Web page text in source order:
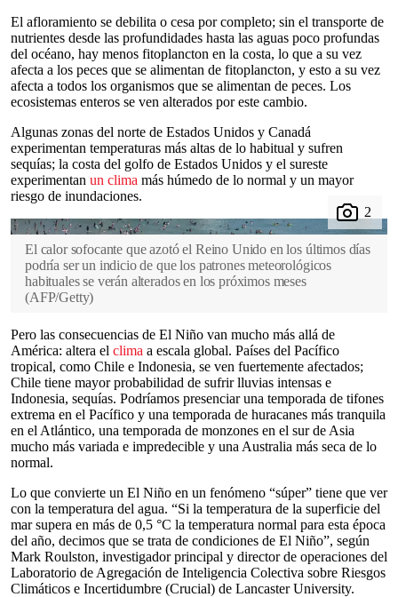
El afloramiento se debilita o cesa por completo; sin el transporte de
nutrientes desde las profundidades hasta las aguas poco profundas
del océano, hay menos fitoplancton en la costa, lo que a su vez
afecta a los peces que se alimentan de fitoplancton, y esto a su vez
afecta a todos los organismos que se alimentan de peces. Los
ecosistemas enteros se ven alterados por este cambio.
Algunas zonas del norte de Estados Unidos y Canadá
experimentan temperaturas más altas de lo habitual y sufren
sequías; la costa del golfo de Estados Unidos y el sureste
experimentan un clima más húmedo de lo normal y un mayor
riesgo de inundaciones.
El calor sofocante que azotó el Reino Unido en los últimos días
podría ser un indicio de que los patrones meteorológicos
habituales se verán alterados en los próximos meses
(AFP/Getty)
Pero las consecuencias de El Niño van mucho más allá de
América: altera el clima a escala global. Países del Pacífico
tropical, como Chile e Indonesia, se ven fuertemente afectados;
Chile tiene mayor probabilidad de sufrir lluvias intensas e
Indonesia, sequías. Podríamos presenciar una temporada de tifones
extrema en el Pacífico y una temporada de huracanes más tranquila
en el Atlántico, una temporada de monzones en el sur de Asia
mucho más variada e impredecible y una Australia más seca de lo
normal.
Lo que convierte un El Niño en un fenómeno “súper” tiene que ver
con la temperatura del agua. “Si la temperatura de la superficie del
mar supera en más de 0,5 °C la temperatura normal para esta época
del año, decimos que se trata de condiciones de El Niño”, según
Mark Roulston, investigador principal y director de operaciones del
Laboratorio de Agregación de Inteligencia Colectiva sobre Riesgos
Climáticos e Incertidumbre (Crucial) de Lancaster University.